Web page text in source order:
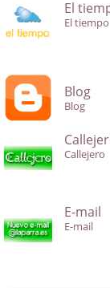
El
El tiempo
Blog
Blog
Callejero
E-mail
E-mail